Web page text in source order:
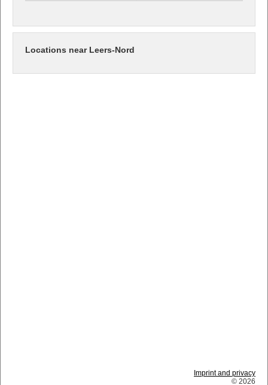
Locations near Leers-Nord
Imprint and privacy
© 2026